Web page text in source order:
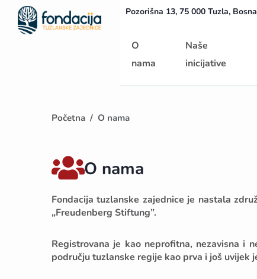
Početna Pozorišna 13, 75 000 Tuzla,
O
nama
Naše
inicijative
Početna O nama
O nama
Fondacija tuzlanske zajednice je nastala
„Freudenberg Stiftung”.
Registrovana je kao neprofitna, nezavisna i
području tuzlanske regije kao prva i još uvijek